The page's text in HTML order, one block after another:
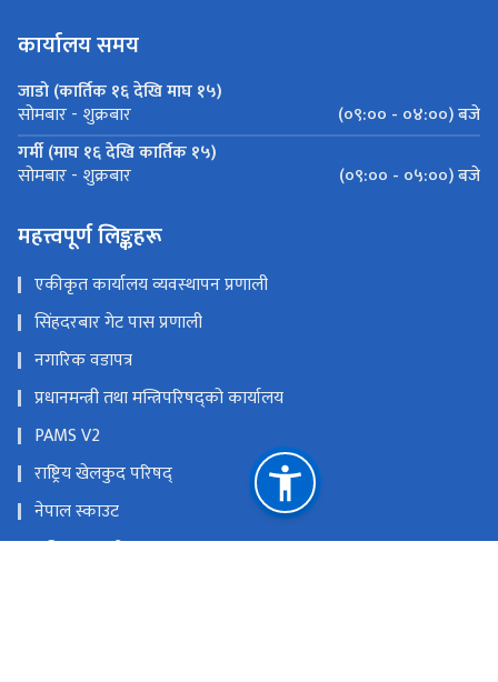
कार्यालय समय
जाडो (कार्तिक १६ देखि माघ १५)
सोमबार - शुक्रबार
(०९:०० - ०४:००) बजे
गर्मी (माघ १६ देखि कार्तिक १५)
सोमबार - शुक्रबार (०९:०० - ०५:००) बजे
महत्त्वपूर्ण लिङ्कहरू
एकीकृत कार्यालय व्यवस्थापन प्रणाली
सिंहदरबार गेट पास प्रणाली
नगारिक वडापत्र
प्रधानमन्त्री तथा मन्त्रिपरिषद्को कार्यालय
PAMS V2
राष्ट्रिय खेलकुद परिषद्
नेपाल स्काउट
राष्ट्रिय युवा परिषद्